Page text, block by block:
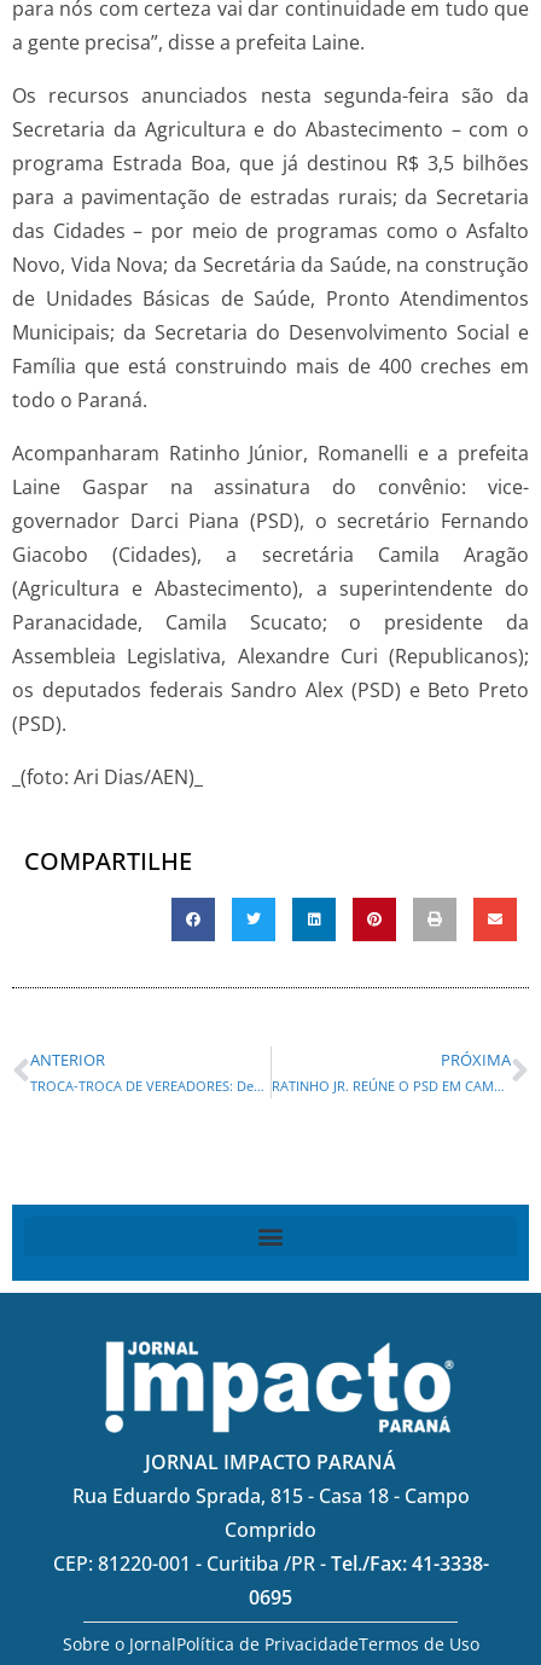
para nós com certeza vai dar continuidade em tudo que
a gente precisa”, disse a prefeita Laine.
Os recursos anunciados nesta segunda-feira são da
Secretaria da Agricultura e do Abastecimento – com o
programa Estrada Boa, que já destinou R$ 3,5 bilhões
para a pavimentação de estradas rurais; da Secretaria
das Cidades – por meio de programas como o Asfalto
Novo, Vida Nova; da Secretária da Saúde, na construção
de Unidades Básicas de Saúde, Pronto Atendimentos
Municipais; da Secretaria do Desenvolvimento Social e
Família que está construindo mais de 400 creches em
todo o Paraná.
Acompanharam Ratinho Júnior, Romanelli e a prefeita
Laine Gaspar na assinatura do convênio: vice-
governador Darci Piana (PSD), o secretário Fernando
Giacobo (Cidades), a secretária Camila Aragão
(Agricultura e Abastecimento), a superintendente do
Paranacidade, Camila Scucato; o presidente da
Assembleia Legislativa, Alexandre Curi (Republicanos);
os deputados federais Sandro Alex (PSD) e Beto Preto
(PSD).
_(foto: Ari Dias/AEN)_
COMPARTILHE
ANTERIOR
TROCA-TROCA DE VEREADORES: Decisão da Justiça Eleitoral altera a composição da Câmara de Curitiba
PRÓXIMA
RATINHO JR. REÚNE O PSD EM CAMPO LARGO PARA APRESENTAR SANDRO ALEX E ALEXANDRE CURI NESTA TERÇA-FEIRA (19)
JORNAL IMPACTO PARANÁ
Rua Eduardo Sprada, 815 - Casa 18 - Campo
Comprido
CEP: 81220-001 - Curitiba /PR -Tel./Fax: 41-3338-
0695
Sobre o JornalPolítica de PrivacidadeTermos de Uso